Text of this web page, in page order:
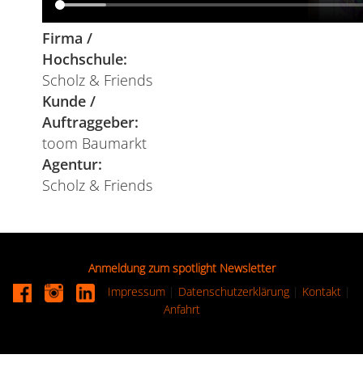
Firma /
Hochschule:
Scholz & Friends
Kunde /
Auftraggeber:
toom Baumarkt
Agentur:
Scholz & Friends
Anmeldung zum spotlight Newsletter
Impressum| Datenschutzerklärung| Kontakt|
Anfahrt